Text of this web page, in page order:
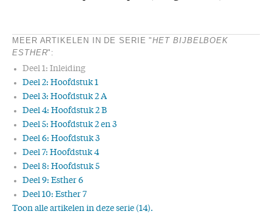
MEER ARTIKELEN IN DE SERIE "HET BIJBELBOEK
ESTHER":
Deel 1: Inleiding
Deel 2: Hoofdstuk 1
Deel 3: Hoofdstuk 2 A
Deel 4: Hoofdstuk 2 B
Deel 5: Hoofdstuk 2 en 3
Deel 6: Hoofdstuk 3
Deel 7: Hoofdstuk 4
Deel 8: Hoofdstuk 5
Deel 9: Esther 6
Deel 10: Esther 7
Toon alle artikelen in deze serie (14).